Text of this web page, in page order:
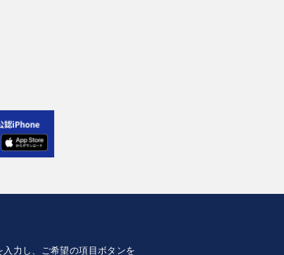
力し、ご希望の項目ボタンを